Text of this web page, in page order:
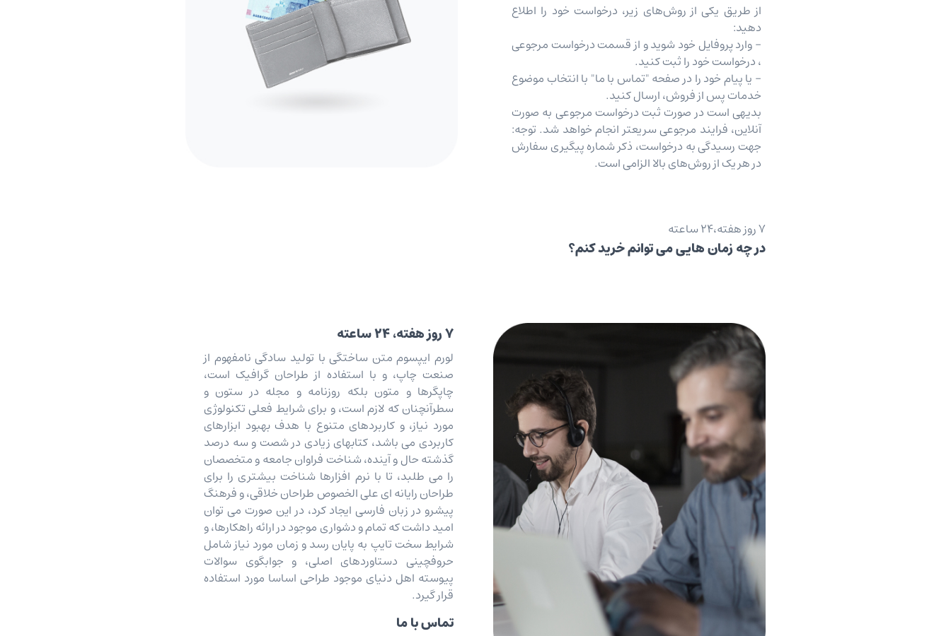
از طریق یکی از روش‌های زیر، درخواست خود را اطلاع
دهید:
- وارد پروفایل خود شوید و از قسمت درخواست مرجوعی
، درخواست خود را ثبت کنید.
- یا پیام خود را در صفحه "تماس با ما" با انتخاب موضوع
خدمات پس از فروش، ارسال کنید.
بدیهی است در صورت ثبت درخواست مرجوعی به صورت
آنلاین، فرایند مرجوعی سریعتر انجام خواهد شد. توجه:
جهت رسیدگی به درخواست، ذکر شماره پیگیری سفارش
در هر یک از روش‌های بالا الزامی است.
7 روز هفته،24 ساعته
در چه زمان هایی می توانم خرید کنم؟
۷ روز هفته، ۲۴ ساعته
لورم ایپسوم متن ساختگی با تولید سادگی نامفهوم از
صنعت چاپ، و با استفاده از طراحان گرافیک است،
چاپگرها و متون بلکه روزنامه و مجله در ستون و
سطرآنچنان که لازم است، و برای شرایط فعلی تکنولوژی
مورد نیاز، و کاربردهای متنوع با هدف بهبود ابزارهای
کاربردی می باشد، کتابهای زیادی در شصت و سه درصد
گذشته حال و آینده، شناخت فراوان جامعه و متخصصان
را می طلبد، تا با نرم افزارها شناخت بیشتری را برای
طراحان رایانه ای علی الخصوص طراحان خلاقی، و فرهنگ
پیشرو در زبان فارسی ایجاد کرد، در این صورت می توان
امید داشت که تمام و دشواری موجود در ارائه راهکارها، و
شرایط سخت تایپ به پایان رسد و زمان مورد نیاز شامل
حروفچینی دستاوردهای اصلی، و جوابگوی سوالات
پیوسته اهل دنیای موجود طراحی اساسا مورد استفاده
قرار گیرد.
تماس با ما